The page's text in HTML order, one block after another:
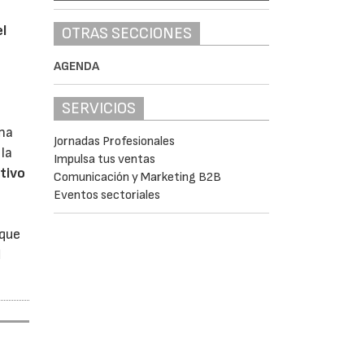
OTRAS SECCIONES
AGENDA
SERVICIOS
Jornadas Profesionales
Impulsa tus ventas
Comunicación y Marketing B2B
Eventos sectoriales